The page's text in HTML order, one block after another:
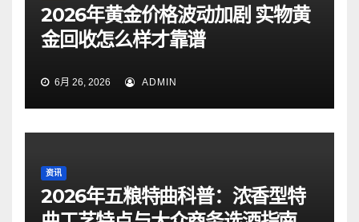
2026年黄金价格波动加剧 实物黄
金回收怎么样才靠谱
6月 26, 2026 ADMIN
资讯
2026年五粮特曲科普：浓香型特